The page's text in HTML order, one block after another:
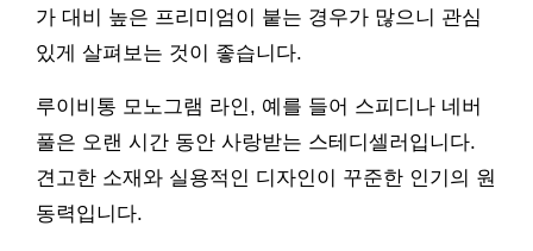
가 대비 높은 프리미엄이 붙는 경우가 많으니 관심
있게 살펴보는 것이 좋습니다.
루이비통 모노그램 라인, 예를 들어 스피디나 네버
풀은 오랜 시간 동안 사랑받는 스테디셀러입니다.
견고한 소재와 실용적인 디자인이 꾸준한 인기의 원
동력입니다.